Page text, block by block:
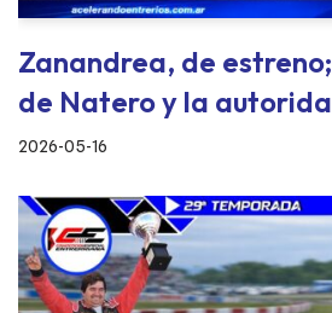
Zanandrea, de
de Natero y la
2026-05-16